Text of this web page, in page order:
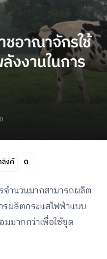
ชอาณาจักรใช้
งงานในการ
งค์
ำนวนมากสามารถผลิต
ผลิตกระแสไฟฟ้าแบบ
มากกว่าเพื่อใช้ขุด